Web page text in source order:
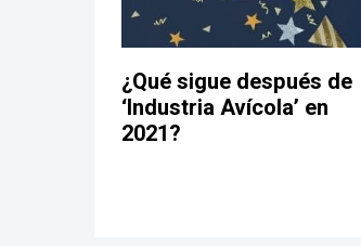
¿Qué sigue después de
‘Industria Avícola’ en
2021?